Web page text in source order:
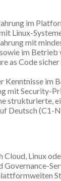
im
Linux-
mit
im
as Code
Kenntnisse
mit Security-
strukturierte,
Deutsch (C1-
Linux